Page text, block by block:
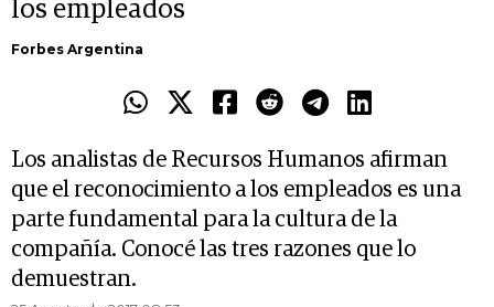
los empleados
Forbes Argentina
Los analistas de Recursos Humanos afirman
que el reconocimiento a los empleados es una
parte fundamental para la cultura de la
compañía. Conocé las tres razones que lo
demuestran.